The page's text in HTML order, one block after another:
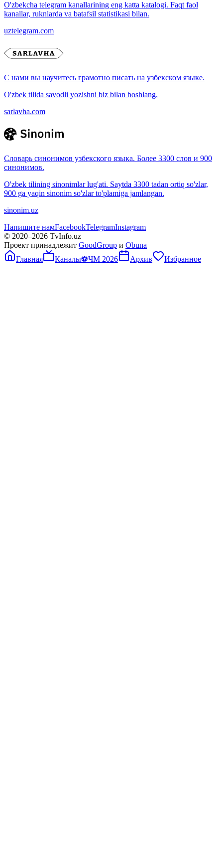
O'zbekcha telegram kanallarining eng katta katalogi. Faqt faol
kanallar, ruknlarda va batafsil statistikasi bilan.
uztelegram.com
С нами вы научитесь грамотно писать на узбекском языке.
O'zbek tilida savodli yozishni biz bilan boshlang.
sarlavha.com
Словарь синонимов узбекского языка. Более 3300 слов и 900
синонимов.
O'zbek tilining sinonimlar lug'ati. Saytda 3300 tadan ortiq so'zlar,
900 ga yaqin sinonim so'zlar to'plamiga jamlangan.
sinonim.uz
Напишите намFacebookTelegramInstagram
© 2020–2026 TvInfo.uz
Проект принадлежит GoodGroup и Obuna
Главная
Каналы⚽ЧМ 2026 Архив Избранное